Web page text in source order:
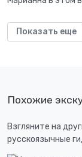
Показать еще
Похожие
Взгляните на
русскоязычные